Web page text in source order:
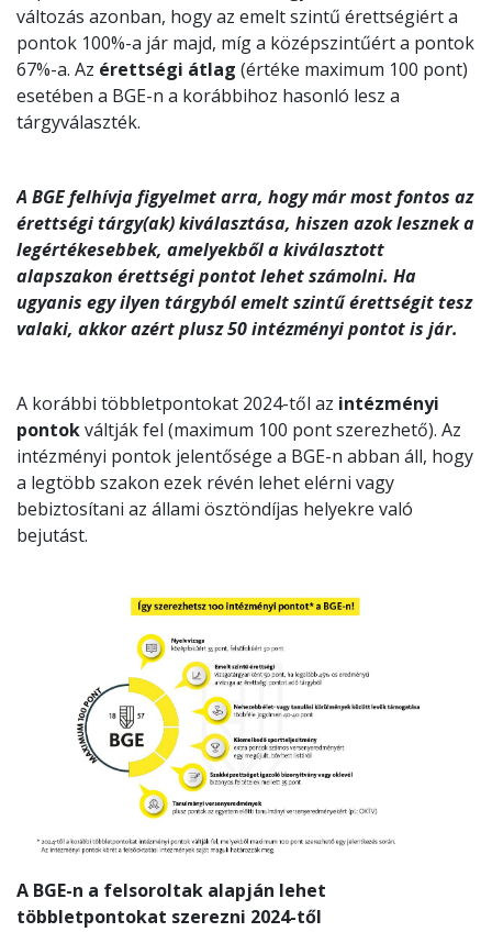
változás azonban, hogy az emelt szintű érettségiért a
pontok 100%-a jár majd, míg a középszintűért a pontok
67%-a. Az érettségi átlag (értéke maximum 100 pont)
esetében a BGE-n a korábbihoz hasonló lesz a
tárgyválaszték.
A BGE felhívja figyelmet arra, hogy már most fontos az
érettségi tárgy(ak) kiválasztása, hiszen azok lesznek a
legértékesebbek, amelyekből a kiválasztott
alapszakon érettségi pontot lehet számolni. Ha
ugyanis egy ilyen tárgyból emelt szintű érettségit tesz
valaki, akkor azért plusz 50 intézményi pontot is jár.
A korábbi többletpontokat 2024-től az intézményi
pontokváltják fel (maximum 100 pont szerezhető). Az
intézményi pontok jelentősége a BGE-n abban áll, hogy
a legtöbb szakon ezek révén lehet elérni vagy
bebiztosítani az állami ösztöndíjas helyekre való
bejutást.
A BGE-n a felsoroltak alapján lehet
többletpontokat szerezni 2024-től